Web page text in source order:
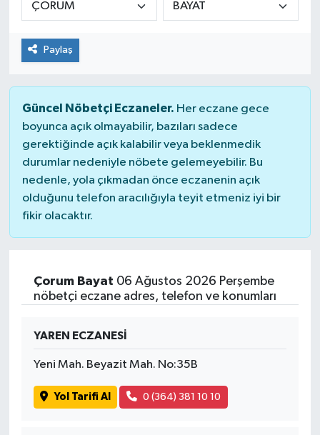
Paylaş
Güncel Nöbetçi Eczaneler. Her eczane gece
boyunca açık olmayabilir, bazıları sadece
gerektiğinde açık kalabilir veya beklenmedik
durumlar nedeniyle nöbete gelemeyebilir. Bu
nedenle, yola çıkmadan önce eczanenin açık
olduğunu telefon aracılığıyla teyit etmeniz iyi bir
fikir olacaktır.
Çorum Bayat 06 Ağustos 2026 Perşembe
nöbetçi eczane adres, telefon ve konumları
YAREN ECZANESİ
Yeni Mah. Beyazit Mah. No:35B
Yol Tarifi Al 0 (364) 381 10 10